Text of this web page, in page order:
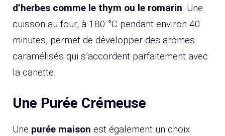
d’herbes comme le thym ou le romarin. Une
cuisson au four, à 180 °C pendant environ 40
minutes, permet de développer des arômes
caramélisés qui s’accordent parfaitement avec
la canette.
Une Purée Crémeuse
Une purée maison est également un choix